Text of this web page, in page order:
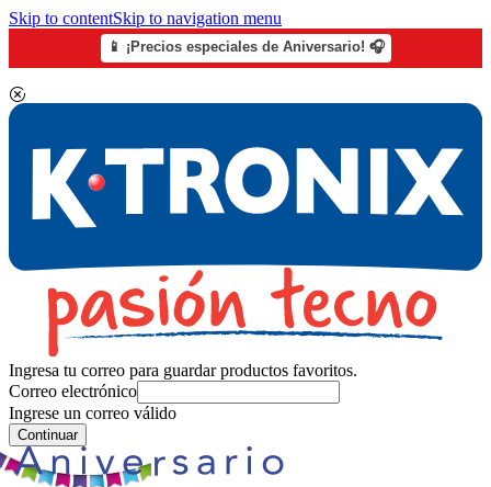
Skip to contentSkip to navigation menu
📱 ¡Precios especiales de Aniversario! 🎧
Ingresa tu correo para guardar productos favoritos.
Correo electrónico
Ingrese un correo válido
Continuar